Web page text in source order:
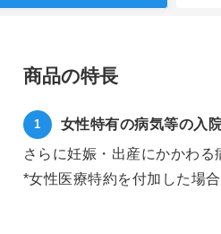
商品の特長
女性特有の病気等の入
さらに妊娠・出産にかかわる
*女性医療特約を付加した場合